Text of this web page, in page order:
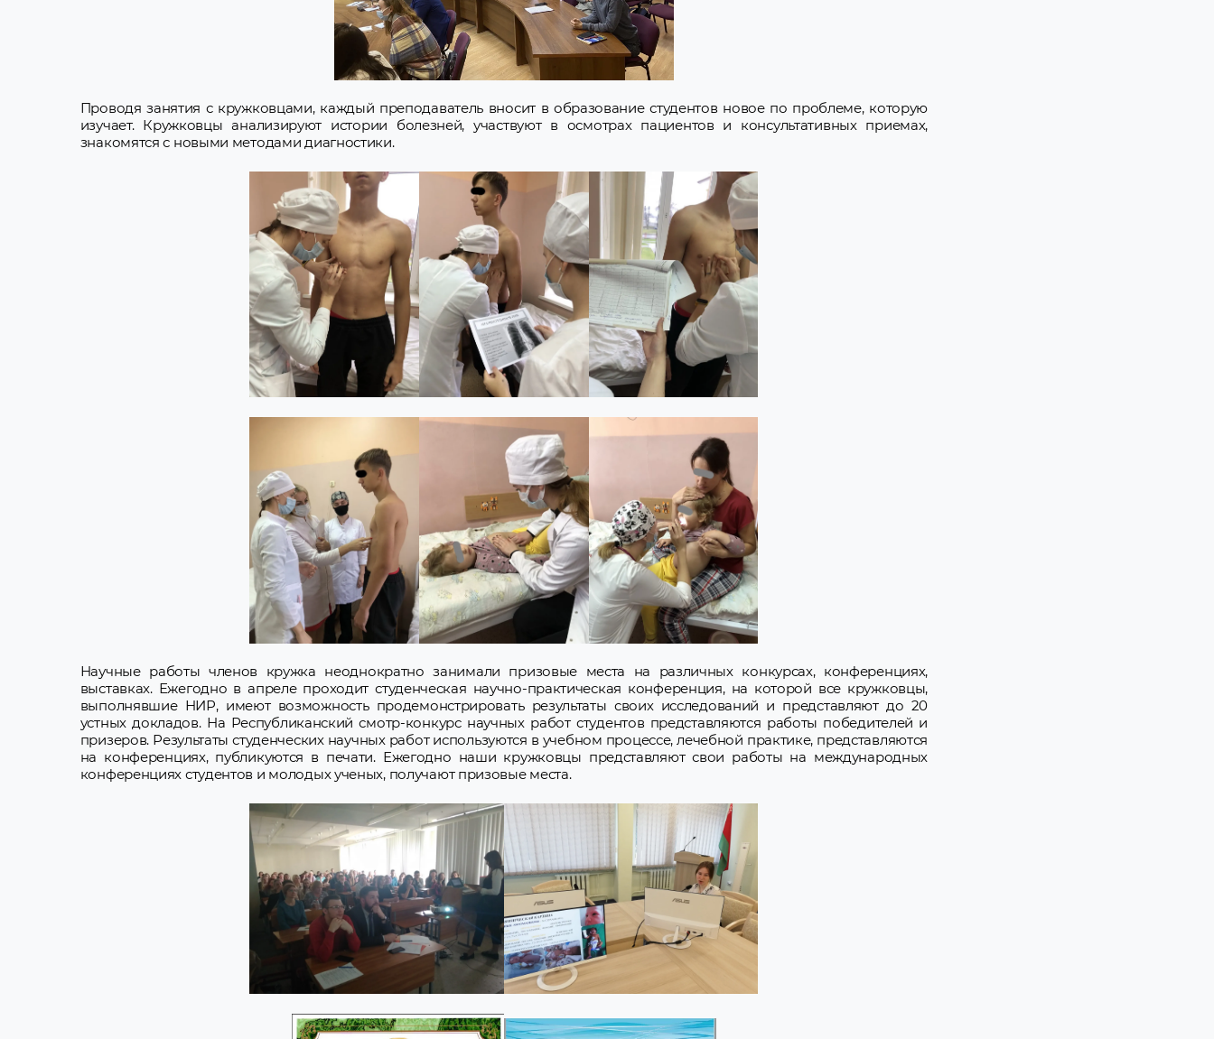
Проводя занятия с кружковцами, каждый преподаватель вносит в образование студентов новое по проблеме, которую
изучает. Кружковцы анализируют истории болезней, участвуют в осмотрах пациентов и консультативных приемах,
знакомятся с новыми методами диагностики.
Научные работы членов кружка неоднократно занимали призовые места на различных конкурсах, конференциях,
выставках. Ежегодно в апреле проходит студенческая научно-практическая конференция, на которой все кружковцы,
выполнявшие НИР, имеют возможность продемонстрировать результаты своих исследований и представляют до 20
устных докладов. На Республиканский смотр-конкурс научных работ студентов представляются работы победителей и
призеров. Результаты студенческих научных работ используются в учебном процессе, лечебной практике, представляются
на конференциях, публикуются в печати. Ежегодно наши кружковцы представляют свои работы на международных
конференциях студентов и молодых ученых, получают призовые места.